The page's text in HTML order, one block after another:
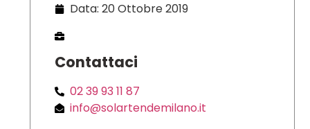
Data: 20 Ottobre 2019
Contattaci
02 39 93 11 87
info@solartendemilano.it